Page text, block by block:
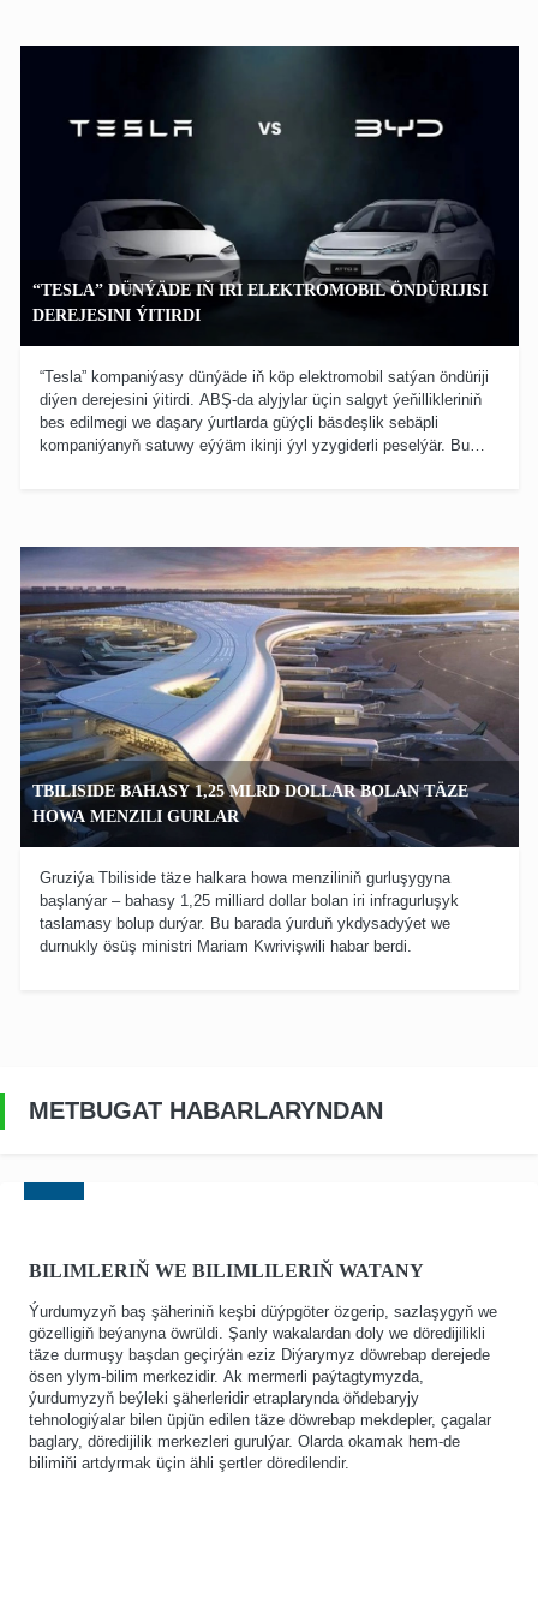
“TESLA” DÜNÝÄDE IŇ IRI ELEKTROMOBIL ÖNDÜRIJISI
DEREJESINI ÝITIRDI
“Tesla” kompaniýasy dünýäde iň köp elektromobil satýan öndüriji
diýen derejesini ýitirdi. ABŞ-da alyjylar üçin salgyt ýeňillikleriniň
bes edilmegi we daşary ýurtlarda güýçli bäsdeşlik sebäpli
kompaniýanyň satuwy eýýäm ikinji ýyl yzygiderli peselýär. Bu
TBILISIDE BAHASY 1,25 MLRD DOLLAR BOLAN TÄZE
HOWA MENZILI GURLAR
Gruziýa Tbiliside täze halkara howa menziliniň gurluşygyna
başlanýar – bahasy 1,25 milliard dollar bolan iri infragurluşyk
taslamasy bolup durýar. Bu barada ýurduň ykdysadyýet we
durnukly ösüş ministri Mariam Kwrivişwili habar berdi.
METBUGAT HABARLARYNDAN
BILIMLERIŇ WE BILIMLILERIŇ WATANY
Ýurdumyzyň baş şäheriniň keşbi düýpgöter özgerip, sazlaşygyň we
gözelligiň beýanyna öwrüldi. Şanly wakalardan doly we döredijilikli
täze durmuşy başdan geçirýän eziz Diýarymyz döwrebap derejede
ösen ylym-bilim merkezidir. Ak mermerli paýtagtymyzda,
ýurdumyzyň beýleki şäherleridir etraplarynda öňdebaryjy
tehnologiýalar bilen üpjün edilen täze döwrebap mekdepler, çagalar
baglary, döredijilik merkezleri gurulýar. Olarda okamak hem-de
bilimiňi artdyrmak üçin ähli şertler döredilendir.